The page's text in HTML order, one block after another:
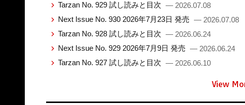
Tarzan No. 929 試し読みと目次 — 2026.07.08
Next Issue No. 930 2026年7月23日 発売 — 2026.07.08
Tarzan No. 928 試し読みと目次 — 2026.06.24
Next Issue No. 929 2026年7月9日 発売 — 2026.06.24
Tarzan No. 927 試し読みと目次 — 2026.06.10
View